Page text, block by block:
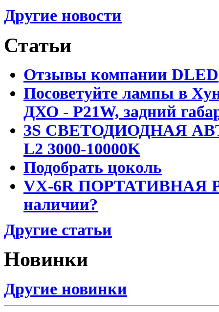
Другие новости
Статьи
Отзывы компании DLED
Посоветуйте лампы в
ДХО - P21W, задний
3S СВЕТОДИОДНАЯ
L2 3000-10000K
Подобрать цоколь
VX-6R ПОРТАТИВНАЯ
наличии?
Другие статьи
Новинки
Другие новинки